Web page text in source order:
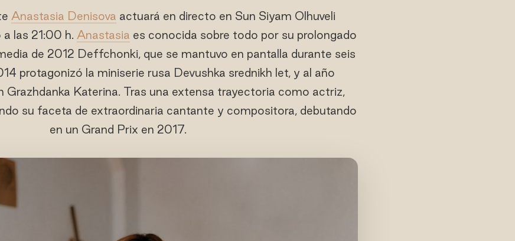
Anastasia Denisova actuará en directo en Sun Siyam Olhuveli
a las 21:00 h. Anastasia es conocida sobre todo por su prolongado
de 2012 Deffchonki, que se mantuvo en pantalla durante seis
protagonizó la miniserie rusa Devushka srednikh let, y al año
Grazhdanka Katerina. Tras una extensa trayectoria como actriz,
su faceta de extraordinaria cantante y compositora, debutando
en un Grand Prix en 2017.